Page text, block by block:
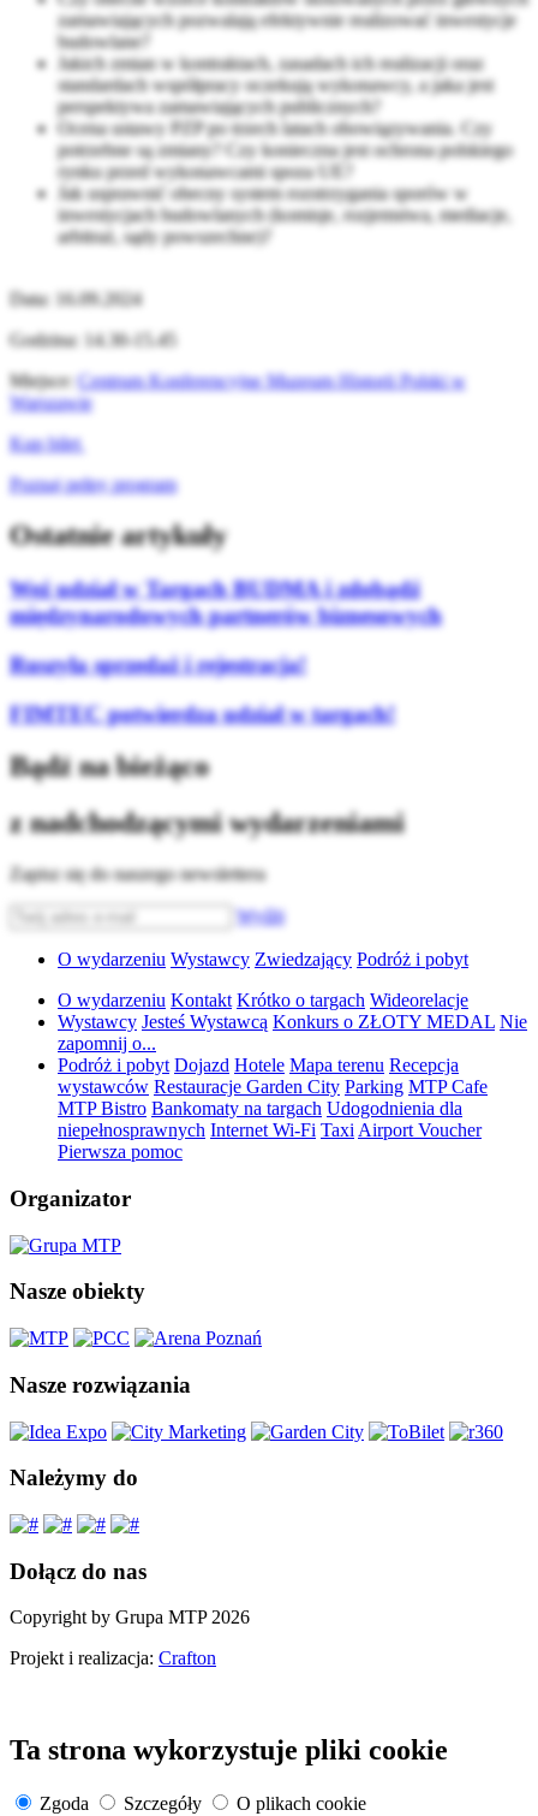
zamawiających pozwalają efektywnie realizować inwestycje
budowlane?
Jakich zmian w kontraktach, zasadach ich realizacji oraz
standardach współpracy oczekują wykonawcy, a jaka jest
perspektywa zamawiających publicznych?
Ocena ustawy PZP po trzech latach obowiązywania. Czy
potrzebne są zmiany? Czy konieczna jest ochrona polskiego
rynku przed wykonawcami spoza UE?
Jak usprawnić obecny system rozstrzygania sporów w
inwestycjach budowlanych (komisje, rozjemstwa, mediacje,
arbitraż, sądy powszechne)?
Data: 16.09.2024
Godzina: 14.30-15.45
Miejsce:Centrum Konferencyjne Muzeum Historii Polski w
Warszawie
Kup bilet
Poznaj pełny program
Ostatnie artykuły
Weź udział w Targach BUDMA i zdobądź
międzynarodowych partnerów biznesowych
Ruszyła sprzedaż i rejestracja!
FIMTEC potwierdza udział w targach!
Bądź na bieżąco
z nadchodzącymi wydarzeniami
Zapisz się do naszego newslettera
Wyślij
O wydarzeniu Wystawcy Zwiedzający Podróż i pobyt
O wydarzeniu Kontakt Krótko o targach Wideorelacje
Wystawcy Jesteś Wystawcą Konkurs o ZŁOTY MEDAL Nie
zapomnij o...
Podróż i pobyt Dojazd Hotele Mapa terenu Recepcja
wystawców Restauracje Garden City Parking MTP Cafe
MTP Bistro Bankomaty na targach Udogodnienia dla
niepełnosprawnych Internet Wi-Fi Taxi Airport Voucher
Pierwsza pomoc
Organizator
Nasze obiekty
Nasze rozwiązania
Należymy do
Dołącz do nas
Copyright by Grupa MTP 2026
Projekt i realizacja: Crafton
Ta strona wykorzystuje pliki cookie
Zgoda Szczegóły
O plikach cookie